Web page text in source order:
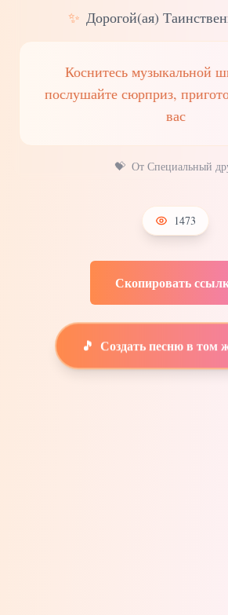
✨ Дорогой(ая)
Коснитесь музыкальной
послушайте сюрприз,
вас
💝 От Специальный
1473
Скопировать
🎵 Создать песню в том